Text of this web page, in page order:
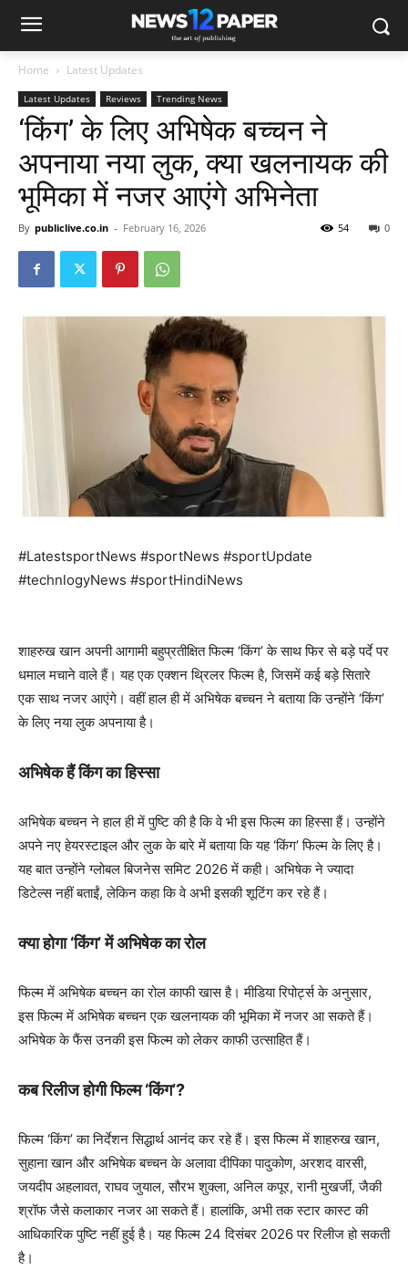
Home Latest Updates
Latest Updates Reviews Trending News
‘किंग’ के लिए अभिषेक बच्चन ने
अपनाया नया लुक, क्या खलनायक की
भूमिका में नजर आएंगे अभिनेता
By publiclive.co.in - February 16, 2026 0
54
#LatestsportNews #sportNews #sportUpdate
#technlogyNews #sportHindiNews
शाहरुख खान अपनी आगामी बहुप्रतीक्षित फिल्म ‘किंग’ के साथ फिर से बड़े पर्दे पर
धमाल मचाने वाले हैं। यह एक एक्शन थ्रिलर फिल्म है, जिसमें कई बड़े सितारे
एक साथ नजर आएंगे। वहीं हाल ही में अभिषेक बच्चन ने बताया कि उन्होंने ‘किंग’
के लिए नया लुक अपनाया है।
अभिषेक हैं किंग का हिस्सा
अभिषेक बच्चन ने हाल ही में पुष्टि की है कि वे भी इस फिल्म का हिस्सा हैं। उन्होंने
अपने नए हेयरस्टाइल और लुक के बारे में बताया कि यह ‘किंग’ फिल्म के लिए है।
यह बात उन्होंने ग्लोबल बिजनेस समिट 2026 में कही। अभिषेक ने ज्यादा
डिटेल्स नहीं बताईं, लेकिन कहा कि वे अभी इसकी शूटिंग कर रहे हैं।
क्या होगा ‘किंग’ में अभिषेक का रोल
फिल्म में अभिषेक बच्चन का रोल काफी खास है। मीडिया रिपोर्ट्स के अनुसार,
इस फिल्म में अभिषेक बच्चन एक खलनायक की भूमिका में नजर आ सकते हैं।
अभिषेक के फैंस उनकी इस फिल्म को लेकर काफी उत्साहित हैं।
कब रिलीज होगी फिल्म ‘किंग’?
फिल्म ‘किंग’ का निर्देशन सिद्धार्थ आनंद कर रहे हैं। इस फिल्म में शाहरुख खान,
सुहाना खान और अभिषेक बच्चन के अलावा दीपिका पादुकोण, अरशद वारसी,
जयदीप अहलावत, राघव जुयाल, सौरभ शुक्ला, अनिल कपूर, रानी मुखर्जी, जैकी
श्रॉफ जैसे कलाकार नजर आ सकते हैं। हालांकि, अभी तक स्टार कास्ट की
आधिकारिक पुष्टि नहीं हुई है। यह फिल्म 24 दिसंबर 2026 पर रिलीज हो सकती
है।